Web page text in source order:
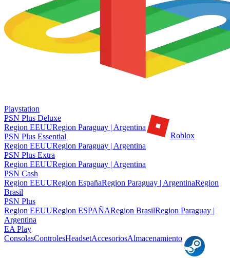
Playstation
PSN Plus Deluxe
Region EEUURegion Paraguay | Argentina
PSN Plus Essential
Region EEUURegion Paraguay | Argentina
PSN Plus Extra
Region EEUURegion Paraguay | Argentina
PSN Cash
Region EEUURegion EspañaRegion Paraguay | ArgentinaRegion
Brasil
PSN Plus
Region EEUURegion ESPAÑARegion BrasilRegion Paraguay |
Argentina
EA Play
ConsolasControlesHeadsetAccesoriosAlmacenamiento
Roblox